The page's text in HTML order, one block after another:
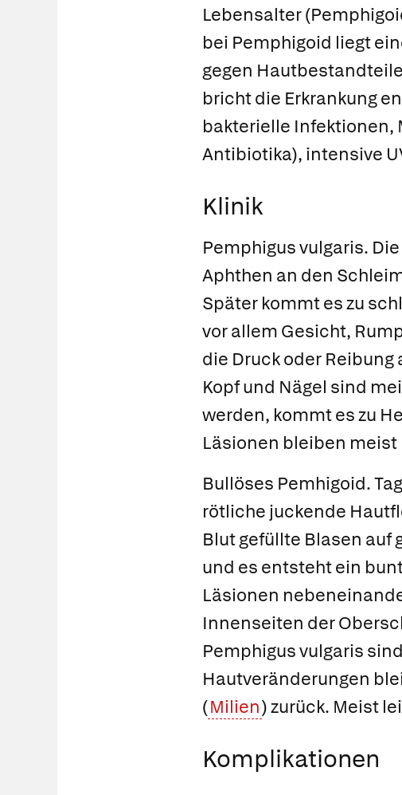
Lebensalter
bei Pemphigoid liegt
gegen
bricht die Erkrankung
bakterielle Infektionen,
Antibiotika), intensive
Klinik
Pemphigus vulgaris.
Aphthen an den
Später kommt es zu
vor allem Gesicht,
die Druck oder
Kopf und Nägel sind
werden, kommt es zu
Läsionen bleiben meist
Bullöses Pemhigoid.
rötliche juckende
Blut gefüllte Blasen auf
und es entsteht ein
Läsionen
Innenseiten der
Pemphigus vulgaris
Hautveränderungen
(Milien) zurück. Meist
Komplikationen